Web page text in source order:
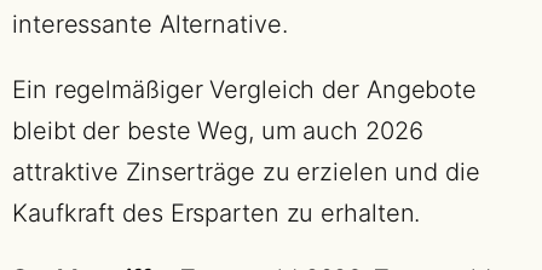
interessante Alternative.
Ein regelmäßiger Vergleich der Angebote
bleibt der beste Weg, um auch 2026
attraktive Zinserträge zu erzielen und die
Kaufkraft des Ersparten zu erhalten.